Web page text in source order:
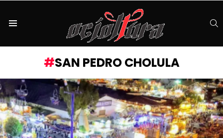
SAN PEDRO CHOLULA